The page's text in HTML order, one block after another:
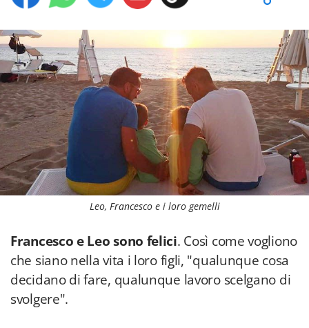
Leo, Francesco e i loro gemelli
Francesco e Leo sono felici. Così come vogliono
che siano nella vita i loro figli, "qualunque cosa
decidano di fare, qualunque lavoro scelgano di
svolgere".